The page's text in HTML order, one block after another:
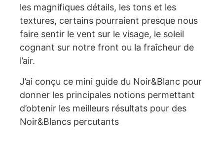
les magnifiques détails, les tons et les
textures, certains pourraient presque nous
faire sentir le vent sur le visage, le soleil
cognant sur notre front ou la fraîcheur de
l’air.
J’ai conçu ce mini guide du Noir&Blanc pour
donner les principales notions permettant
d’obtenir les meilleurs résultats pour des
Noir&Blancs percutants